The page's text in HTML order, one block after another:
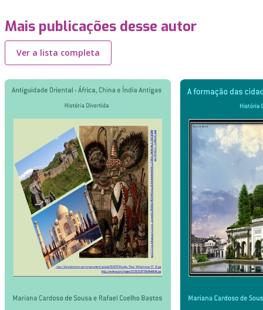
Mais publicações desse autor
Ver a lista completa